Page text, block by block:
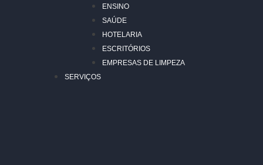
ENSINO
SAÚDE
HOTELARIA
ESCRITÓRIOS
EMPRESAS DE LIMPEZA
SERVIÇOS